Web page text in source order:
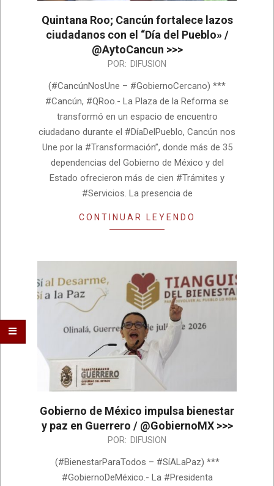
Quintana Roo; Cancún fortalece lazos
ciudadanos con el “Día del Pueblo» /
@AytoCancun >>>
POR: DIFUSION
(#CancúnNosUne – #GobiernoCercano) ***
#Cancún, #QRoo.- La Plaza de la Reforma se
transformó en un espacio de encuentro
ciudadano durante el #DíaDelPueblo, Cancún nos
Une por la #Transformación”, donde más de 35
dependencias del Gobierno de México y del
Estado ofrecieron más de cien #Trámites y
#Servicios. La presencia de
CONTINUAR LEYENDO
Gobierno de México impulsa bienestar
y paz en Guerrero / @GobiernoMX >>>
POR: DIFUSION
(#BienestarParaTodos – #SíALaPaz) ***
#GobiernoDeMéxico.- La #Presidenta